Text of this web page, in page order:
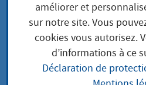
améliorer et
sur notre site. Vous
cookies vous autorisez.
d’informations à ce
Déclaration de